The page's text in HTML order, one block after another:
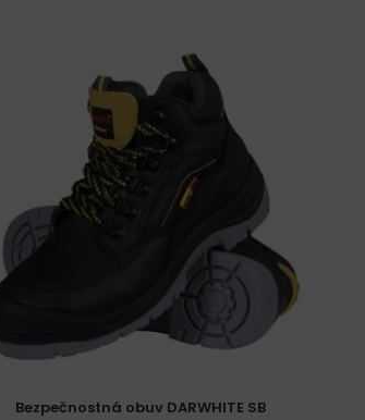
Bezpečnostná obuv DARWHITE SB